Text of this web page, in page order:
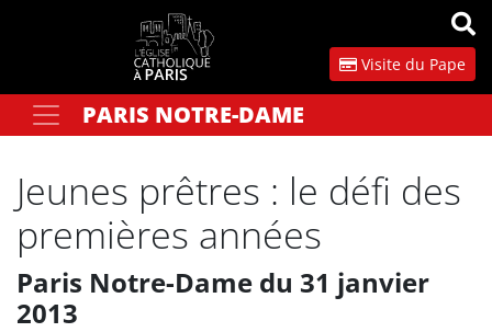
Visite du Pape
Votre recherchePARIS NOTRE-DAME
Jeunes prêtres : le défi des
premières années
Paris Notre-Dame du 31 janvier
2013
Panneau de gestion des cookies